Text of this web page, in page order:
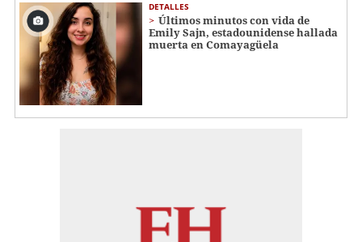
DETALLES
Últimos minutos con vida de
Emily Sajn, estadounidense hallada
muerta en Comayagüela